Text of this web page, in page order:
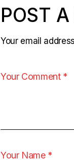
POST
Your email